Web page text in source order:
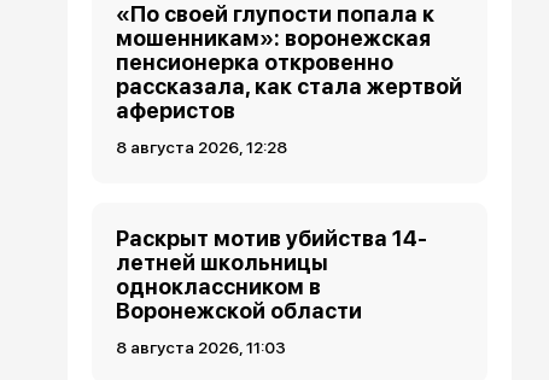
«По своей глупости попала к
мошенникам»: воронежская
пенсионерка откровенно
рассказала, как стала жертвой
аферистов
8 августа 2026, 12:28
Раскрыт мотив убийства 14-
летней школьницы
одноклассником в
Воронежской области
8 августа 2026, 11:03